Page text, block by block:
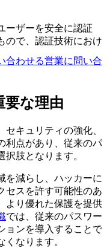
合わせる営業に問い合
ーザーを安全に認証
ので、認証技術におけ
要な理由
キュリティの強化、
利点があり、従来のパ
肢となります。
を減らし、ハッカーに
セスを許す可能性のあ
より優れた保護を提供
では、従来のパスワー
ョンを導入することで
なります。